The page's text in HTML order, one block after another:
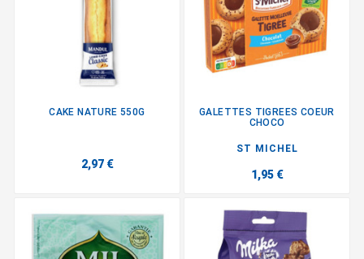
CAKE NATURE 550G
2,97 €
GALETTES TIGREES COEUR
CHOCO
ST MICHEL
1,95 €